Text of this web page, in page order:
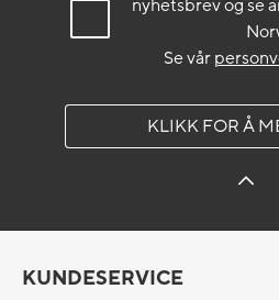
nyhetsbrev og se
Se vår
KLIKK FOR Å
KUNDESERVICE